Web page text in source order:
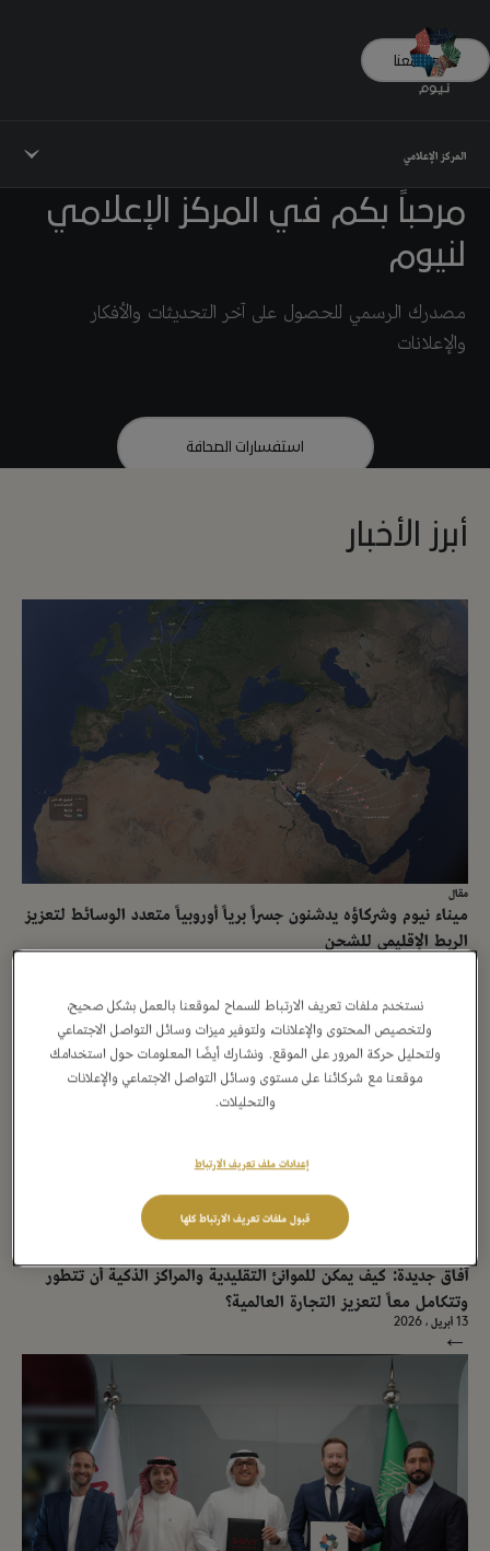
تواصل معنا
المركز الإعلامي
مرحباً بكم في المركز الإعلامي
لنيوم
مصدرك الرسمي للحصول على آخر التحديثات والأفكار
والإعلانات
استفسارات الصحافة
أبرز الأخبار
مقال
ميناء نيوم وشركاؤه يدشنون جسراً برياً أوروبياً متعدد الوسائط لتعزيز
الربط الإقليمي للشحن
آفاق جديدة: كيف يمكن للموانئ التقليدية والمراكز الذكية أن تتطور
وتتكامل معاً لتعزيز التجارة العالمية؟
13 أبريل ، 2026
→
نستخدم ملفات تعريف الارتباط للسماح لموقعنا بالعمل بشكل صحيح،
ولتخصيص المحتوى والإعلانات، ولتوفير ميزات وسائل التواصل الاجتماعي
ولتحليل حركة المرور على الموقع. ونشارك أيضًا المعلومات حول استخدامك
موقعنا مع شركائنا على مستوى وسائل التواصل الاجتماعي والإعلانات
والتحليلات.
قبول ملفات تعريف الارتباط كلها
إعدادات ملف تعريف الارتباط